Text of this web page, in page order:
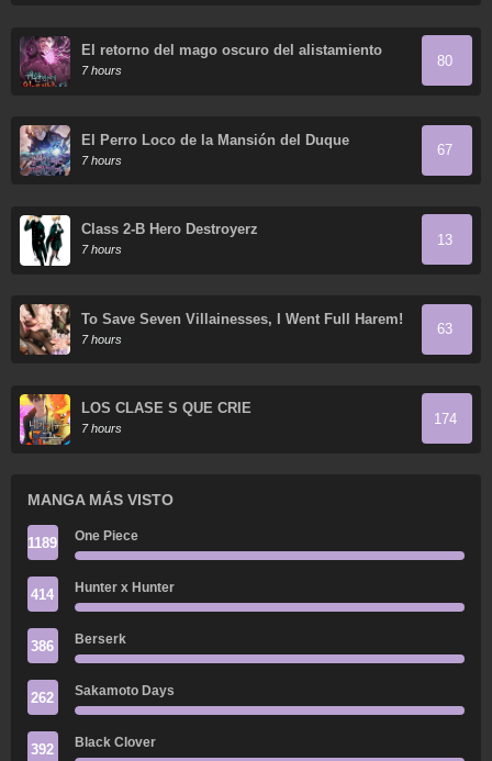
El retorno del mago oscuro del alistamiento
7 hours
80
El Perro Loco de la Mansión del Duque
7 hours
67
Class 2-B Hero Destroyerz
7 hours
13
To Save Seven Villainesses, I Went Full Harem!
7 hours
63
LOS CLASE S QUE CRIÉ
7 hours
174
MANGA MÁS VISTO
1189 One Piece
414 Hunter x Hunter
386 Berserk
262 Sakamoto Days
392 Black Clover